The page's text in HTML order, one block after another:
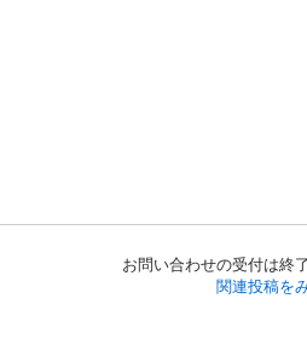
お問い合わせの受付は終
関連投稿を